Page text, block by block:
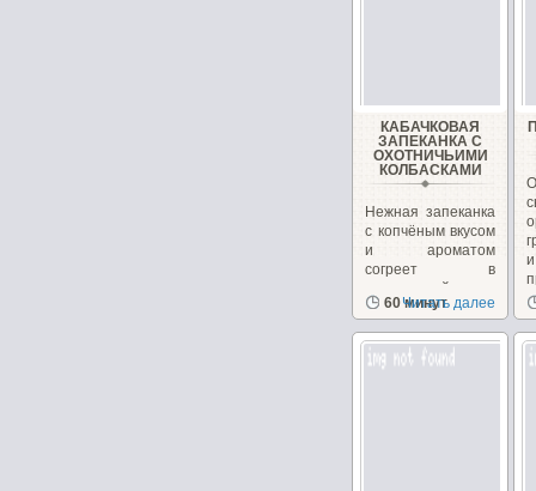
КАБАЧКОВАЯ
ЗАПЕКАНКА С
ОХОТНИЧЬИМИ
КОЛБАСКАМИ
Нежная запеканка
с копчёным вкусом
и ароматом
согреет в
прохладный
осенний ...
60 минут
Читать далее